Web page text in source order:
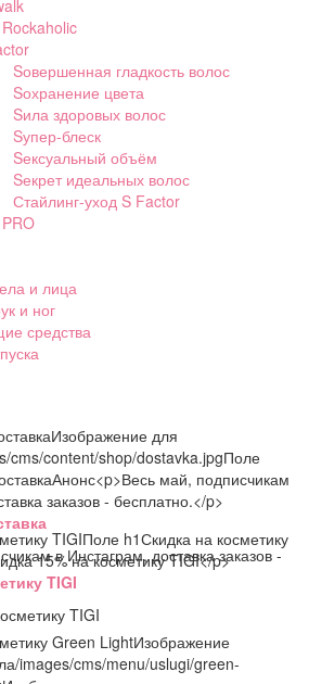
Sовершенная гладкость волос
Sохранение цвета
Sила здоровых волос
Sупер-блеск
Sексуальный объём
Sекрет идеальных волос
Стайлинг-уход S Factor
и лица
и ног
средства
в Инстаграм, доставка заказов -
TIGI
TIGI